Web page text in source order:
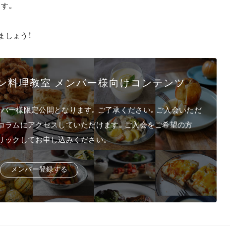
。
しょう！
料理教室 メンバー様向けコンテンツ
ー様限定公開となります。ご了承ください。ご入会いただ
ラムにアクセスしていただけます。ご入会をご希望の方
ックしてお申し込みください。
メ ンバー登録する